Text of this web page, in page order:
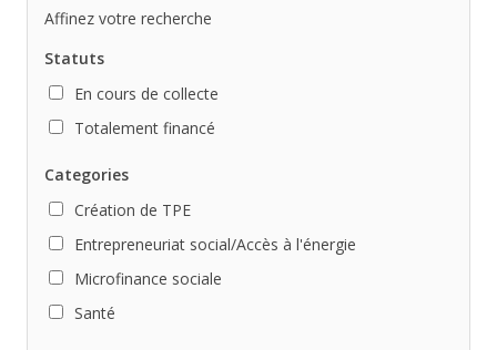
Affinez votre recherche
Statuts
En cours de collecte
Totalement financé
Categories
Création de TPE
Entrepreneuriat social/Accès à l'énergie
Microfinance sociale
Santé